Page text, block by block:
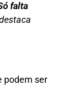
falta
podem ser